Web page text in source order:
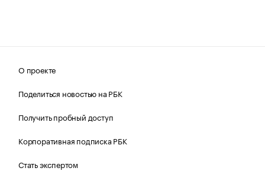
О проекте
Поделиться новостью на РБК
Получить пробный доступ
Корпоративная подписка РБК
Стать экспертом